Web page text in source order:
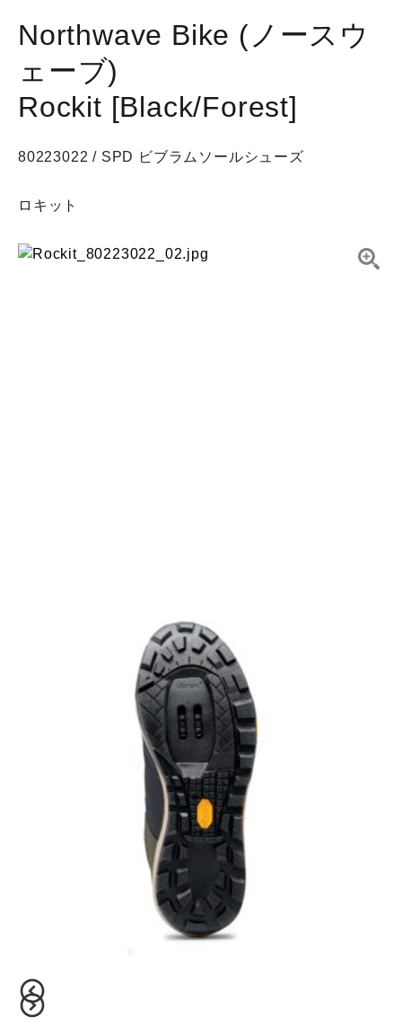
Northwave Bike (ノースウ
ェーブ)
Rockit [Black/Forest]
80223022 / SPD ビブラムソールシューズ
ロキット